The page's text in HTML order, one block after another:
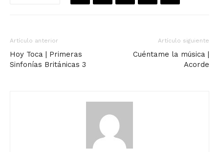
Artículo anterior
Hoy Toca | Primeras
Sinfonías Británicas 3
Artículo siguiente
Cuéntame la música |
Acorde